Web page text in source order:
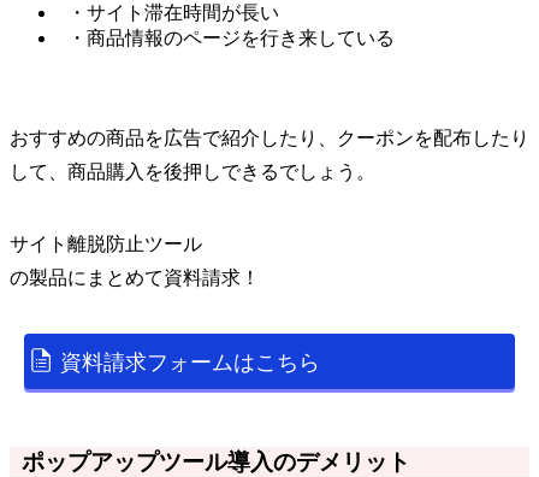
・サイト滞在時間が長い
・商品情報のページを行き来している
おすすめの商品を広告で紹介したり、クーポンを配布したり
して、商品購入を後押しできるでしょう。
サイト離脱防止ツール
の製品にまとめて資料請求！
資料請求フォームはこちら
ポップアップツール導入のデメリット